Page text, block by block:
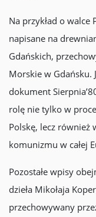
Na przykład o
napisane na
Gdańskich,
Morskie w Gdańsku.
dokument
rolę nie tylko w
Polskę, lecz również
komunizmu w całej
Pozostałe wpisy
dzieła Mikołaja
przechowywany